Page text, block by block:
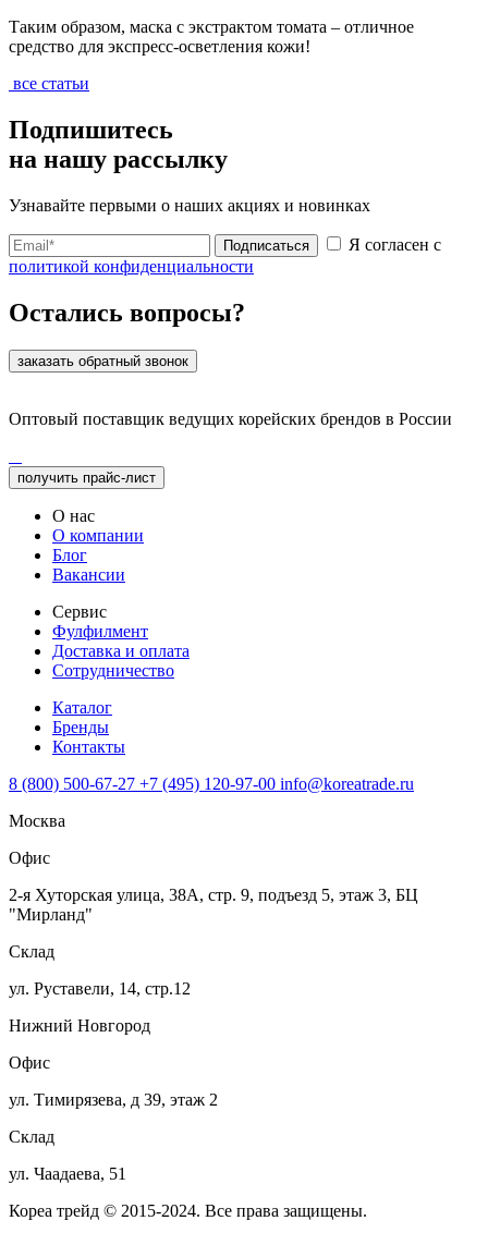
Таким образом, маска с экстрактом томата – отличное
средство для экспресс-осветления кожи!
все статьи
Подпишитесь
на нашу рассылку
Узнавайте первыми о наших акциях и новинках
Подписаться
Я согласен с
политикой конфиденциальности
Остались вопросы?
заказать обратный звонок
Оптовый поставщик ведущих корейских брендов в России
получить прайс-лист
О нас
О компании
Блог
Вакансии
Сервис
Фулфилмент
Доставка и оплата
Сотрудничество
Каталог
Бренды
Контакты
8 (800) 500-67-27 +7 (495) 120-97-00 info@koreatrade.ru
Москва
Офис
2-я Хуторская улица, 38А, стр. 9, подъезд 5, этаж 3, БЦ
"Мирланд"
Склад
ул. Руставели, 14, стр.12
Нижний Новгород
Офис
ул. Тимирязева, д 39, этаж 2
Склад
ул. Чаадаева, 51
Кореа трейд © 2015-2024. Все права защищены.